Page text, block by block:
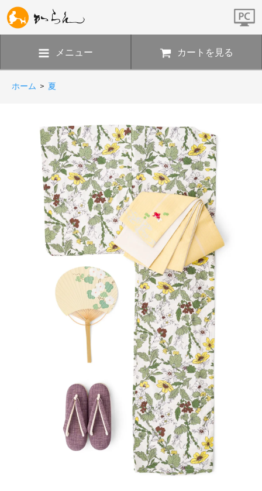
メニュー カートを見る
ホーム > 夏